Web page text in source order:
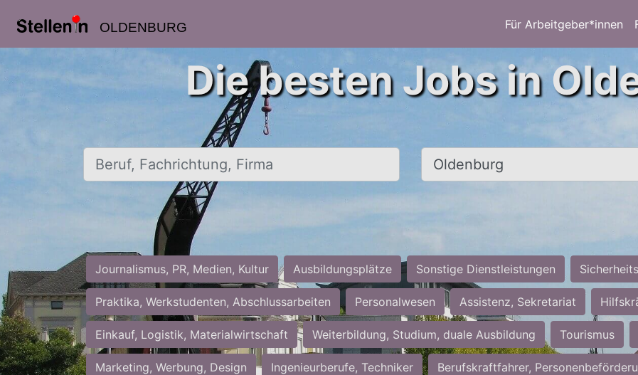
OLDENBURG Für Arbeitgeber*innen
Die besten Jobs in
Beruf, Fachrichtung, Firma Ort, Stadt
Journalismus, PR, Medien, Kultur Ausbildungsplätze Sonstige Dienstleistungen
Praktika, Werkstudenten, Abschlussarbeiten Personalwesen Assistenz, Sekretariat
Einkauf, Logistik, Materialwirtschaft Weiterbildung, Studium, duale Ausbildung Tourismus
Marketing, Werbung, Design Ingenieurberufe, Techniker Berufskraftfahrer,